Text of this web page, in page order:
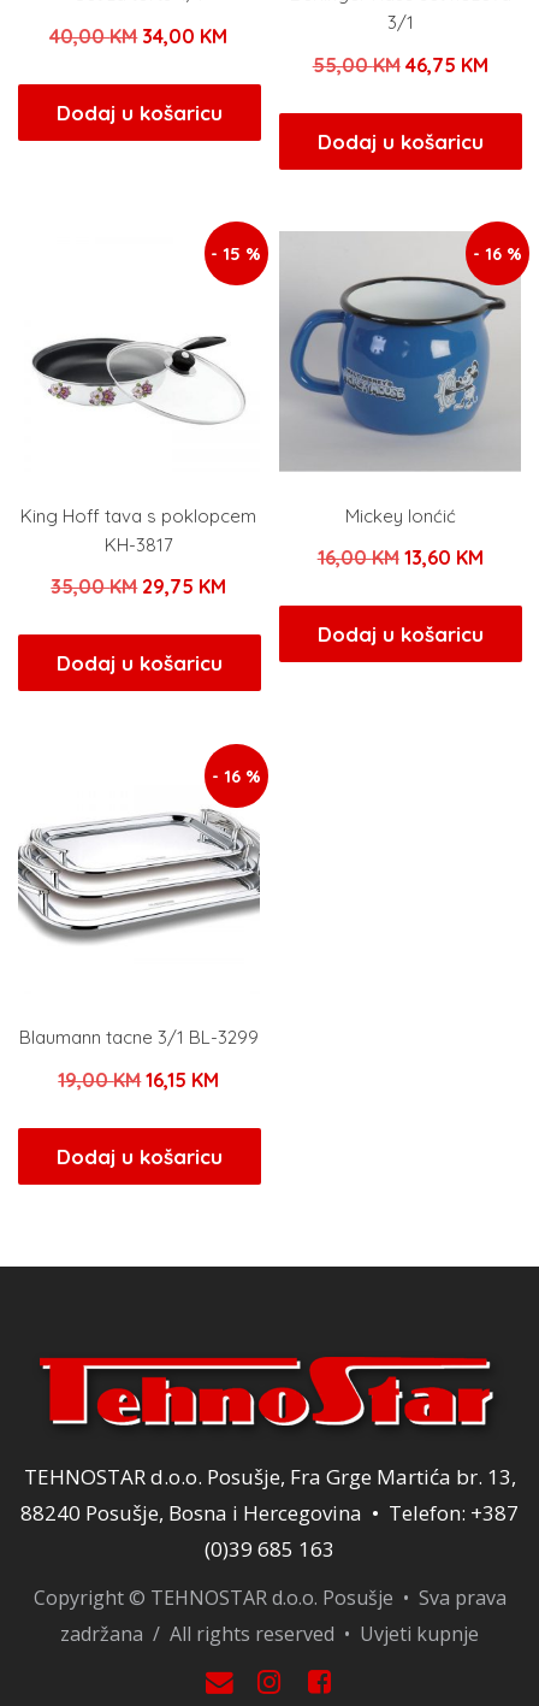
40,00KM Izvorna
bila
je:
34,00 KM
34,00 KM.
Dodaj u košaricu
3/1
55,00KM Izvorna
bila
je:
46,75 KM
Dodaj u košaricu
- 15 %
King Hoff tava s poklopcem
KH-3817
35,00KM Izvorna
bila
je:
29,75 KM
29,75 KM.
Dodaj u košaricu
- 16 %
Mickey lonćić
16,00KM Izvorna
bila
je:
13,60 KM
je:
13,60
Dodaj u košaricu
- 16 %
Blaumann tacne 3/1 BL-3299
19,00KMIzvorna
bila
je:
16,15 KM
je:
16,15 KM.
Dodaj u košaricu
TEHNOSTAR d.o.o. Posušje, Fra Grge Martića br. 13,
88240 Posušje, Bosna i Hercegovina • Telefon: +387
(0)39 685 163
Copyright © TEHNOSTAR d.o.o. Posušje • Sva prava
zadržana / All rights reserved • Uvjeti kupnje